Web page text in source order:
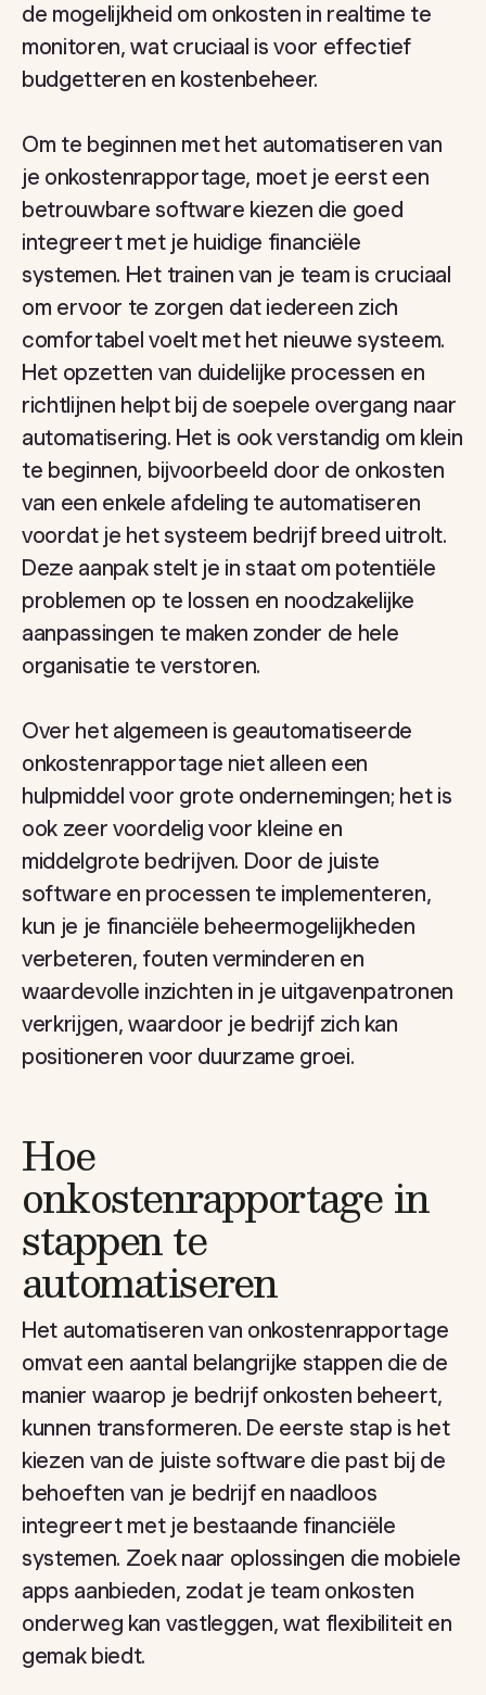
de mogelijkheid om onkosten in realtime te
monitoren, wat cruciaal is voor effectief
budgetteren en kostenbeheer.
Om te beginnen met het automatiseren van
je onkostenrapportage, moet je eerst een
betrouwbare software kiezen die goed
integreert met je huidige financiële
systemen. Het trainen van je team is cruciaal
om ervoor te zorgen dat iedereen zich
comfortabel voelt met het nieuwe systeem.
Het opzetten van duidelijke processen en
richtlijnen helpt bij de soepele overgang naar
automatisering. Het is ook verstandig om klein
te beginnen, bijvoorbeeld door de onkosten
van een enkele afdeling te automatiseren
voordat je het systeem bedrijf breed uitrolt.
Deze aanpak stelt je in staat om potentiële
problemen op te lossen en noodzakelijke
aanpassingen te maken zonder de hele
organisatie te verstoren.
Over het algemeen is geautomatiseerde
onkostenrapportage niet alleen een
hulpmiddel voor grote ondernemingen; het is
ook zeer voordelig voor kleine en
middelgrote bedrijven. Door de juiste
software en processen te implementeren,
kun je je financiële beheermogelijkheden
verbeteren, fouten verminderen en
waardevolle inzichten in je uitgavenpatronen
verkrijgen, waardoor je bedrijf zich kan
positioneren voor duurzame groei.
Hoe
onkostenrapportage in
stappen te
automatiseren
Het automatiseren van onkostenrapportage
omvat een aantal belangrijke stappen die de
manier waarop je bedrijf onkosten beheert,
kunnen transformeren. De eerste stap is het
kiezen van de juiste software die past bij de
behoeften van je bedrijf en naadloos
integreert met je bestaande financiële
systemen. Zoek naar oplossingen die mobiele
apps aanbieden, zodat je team onkosten
onderweg kan vastleggen, wat flexibiliteit en
gemak biedt.